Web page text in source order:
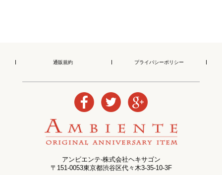
通販規約 プライバシーポリシー
アンビエンテ-株式会社ヘキサゴン
〒151-0053東京都渋谷区代々木3-35-10-3F